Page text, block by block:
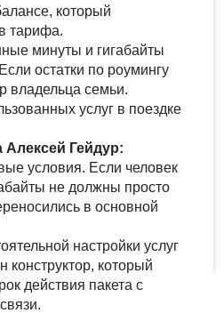
который
тарифа.
минуты и гигабайты
остатки по роумингу
владельца семьи.
услуг в поездке
Гейдур:
условия. Если человек
не должны просто
в основной
настройки услуг
который
действия пакета с